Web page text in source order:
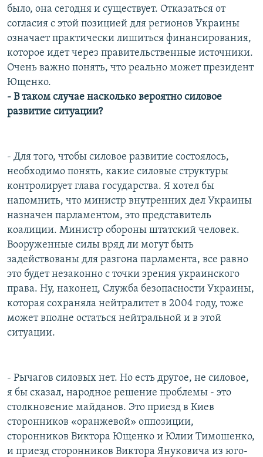
было, она сегодня и существует. Отказаться от
согласия с этой позицией для регионов Украины
означает практически лишиться финансирования,
которое идет через правительственные источники.
Очень важно понять, что реально может президент
Ющенко.
- В таком случае насколько вероятно силовое
развитие ситуации?
- Для того, чтобы силовое развитие состоялось,
необходимо понять, какие силовые структуры
контролирует глава государства. Я хотел бы
напомнить, что министр внутренних дел Украины
назначен парламентом, это представитель
коалиции. Министр обороны штатский человек.
Вооруженные силы вряд ли могут быть
задействованы для разгона парламента, все равно
это будет незаконно с точки зрения украинского
права. Ну, наконец, Служба безопасности Украины,
которая сохраняла нейтралитет в 2004 году, тоже
может вполне остаться нейтральной и в этой
ситуации.
- Рычагов силовых нет. Но есть другое, не силовое,
я бы сказал, народное решение проблемы - это
столкновение майданов. Это приезд в Киев
сторонников «оранжевой» оппозиции,
сторонников Виктора Ющенко и Юлии Тимошенко,
и приезд сторонников Виктора Януковича из юго-